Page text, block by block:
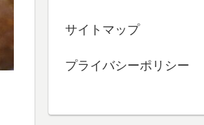
サイトマップ
プライバシーポリシー